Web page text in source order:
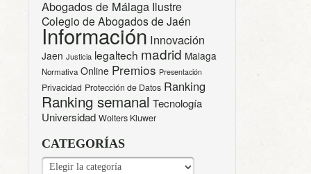
Abogados de Málaga Ilustre
Colegio de Abogados de Jaén
Información Innovación
Jaen Justicia legaltech madrid Malaga
Normativa Online Premios Presentación
Privacidad Protección de Datos Ranking
Ranking semanal Tecnología
Universidad Wolters Kluwer
CATEGORÍAS
CATEGORÍAS